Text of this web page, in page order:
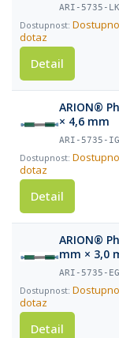
ARI-5735-
dotaz
Detail
ARION®
× 4,6 mm
ARI-5735-
dotaz
Detail
ARION®
mm × 3,0
ARI-5735-
dotaz
Detail